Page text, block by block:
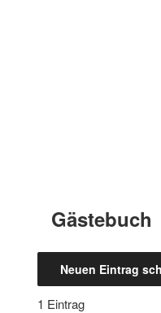
Gästebuch
1 Eintrag